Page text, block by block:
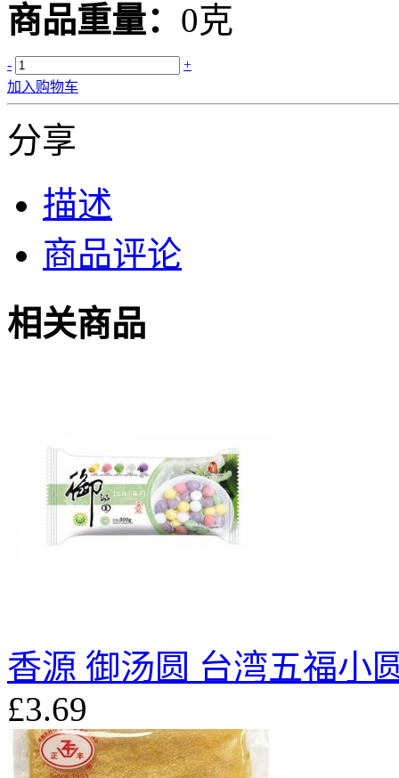
商品重量： 0克
-
+
加入购物车
分享
描述
商品评论
相关商品
香源 御汤圆 台湾五福小
£3.69